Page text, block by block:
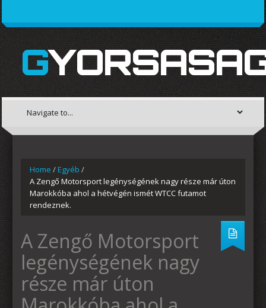
Home /Egyéb /
A Zengő Motorsport legénységének nagy része már úton
Marokkóba ahol a hétvégén ismét WTCC futamot
rendeznek.
A Zengő Motorsport
legénységének nagy
része már úton